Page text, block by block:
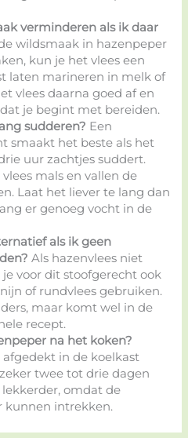
verminderen als ik daar
wildsmaak in hazenpeper
kun je het vlees een
laten marineren in melk of
vlees daarna goed af en
je begint met bereiden.
sudderen? Een
smaakt het beste als het
uur zachtjes suddert.
mals en vallen de
Laat het liever te lang dan
er genoeg vocht in de
als ik geen
Als hazenvlees niet
voor dit stoofgerecht ook
of rundvlees gebruiken.
maar komt wel in de
recept.
na het koken?
in de koelkast
twee tot drie dagen
lekkerder, omdat de
kunnen intrekken.